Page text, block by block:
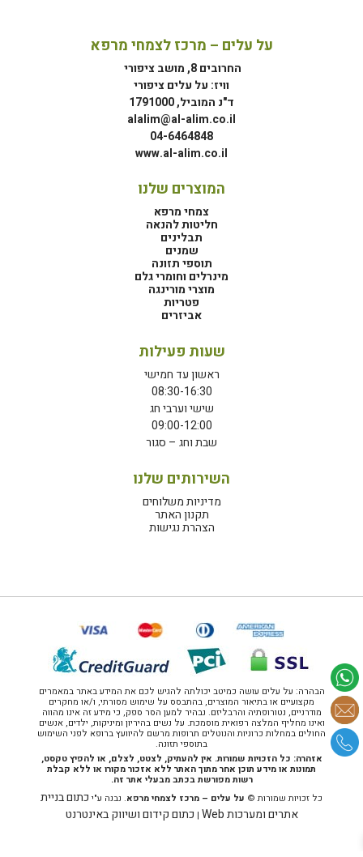
על עלים – מרכז לצמחי מרפא
החרובים 8, מושב ציפורי
וויז: על עלים ציפורי
ד"נ המוביל, 1791000
alalim@al-alim.co.il
04-6464848
www.al-alim.co.il
המוצרים שלנו
צמחי מרפא
חליטות להנאה
תבלינים
שמנים
תוספי תזונה
מינרלים וחומרי גלם
מוצרי מורינגה
פטריות
אביזרים
שעות פעילות
ראשון עד חמישי
08:30-16:30
שישי וערבי חג
09:00-12:00
שבת וחג – סגור
השירותים שלנו
מדיניות משלוחים
תקנון האתר
הצהרת נגישות
הבהרה: על עלים עושה כמיטב יכולתה להגיש לכם את המידע באתר במאמרים
מקצועיים או בתיאור המוצרים, בהתבסס על שימוש מסורתי, ו/או מחקרים
מודרניים, נטורופתיה והרבליזם. נבהיר למען הסר ספק, כי מידע זה אינו מהווה
ואינו מחליף המלצה רפואית מוסמכת. על נשים בהיריון ומיניקות, ילדים, אנשים
החולים במחלות כרוניות והנוטלים תרופות מרשם להיוועץ ברופא לפני השימוש
בתוספי תזונה.
אזהרה: כל הזכויות שמורות. אין להעתיק, לצטט, לצלם, או להפיץ טקסט,
תמונות או מידע תוכן אחר מתוך האתר ללא אזכור מקורו או ללא קבלת
רשות מפורשת בכתב מבעלי אתר זה.
כל זכויות שמורות © על עלים – מרכז לצמחי מרפא. נבנה ע"יכתום בניית
אתרים ומערכות Web
| כתום קידום ושיווק באינטרנט